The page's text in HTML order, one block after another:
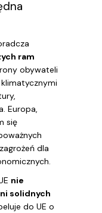
ram
obywateli
Europa,
się
dla
nie
solidnych
do UE o